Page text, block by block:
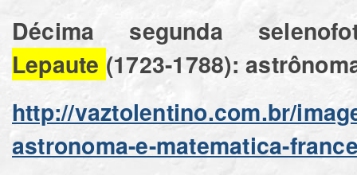
Décima segunda
Lepaute (1723-1788):
http://vaztolentino.com.br/
astronoma-e-matematica-